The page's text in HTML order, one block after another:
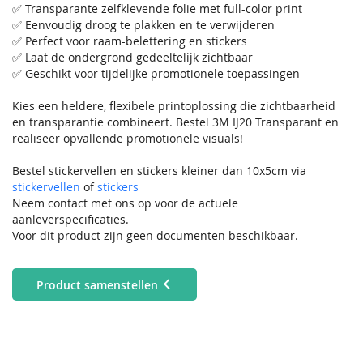
✅ Transparante zelfklevende folie met full-color print
✅ Eenvoudig droog te plakken en te verwijderen
✅ Perfect voor raam-belettering en stickers
✅ Laat de ondergrond gedeeltelijk zichtbaar
✅ Geschikt voor tijdelijke promotionele toepassingen
Kies een heldere, flexibele printoplossing die zichtbaarheid
en transparantie combineert. Bestel 3M IJ20 Transparant en
realiseer opvallende promotionele visuals!
Bestel stickervellen en stickers kleiner dan 10x5cm via
stickervellen ofstickers
Neem contact met ons op voor de actuele
aanleverspecificaties.
Voor dit product zijn geen documenten beschikbaar.
Product samenstellen